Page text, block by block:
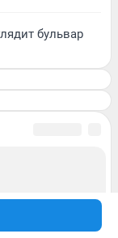
бульвар